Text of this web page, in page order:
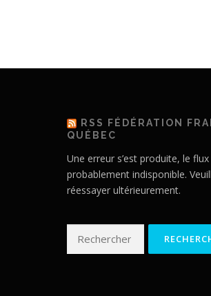
RSS FÉDÉRATION
QUÉBEC
Une erreur s’est produite, le
probablement indisponible.
réessayer ultérieurement.